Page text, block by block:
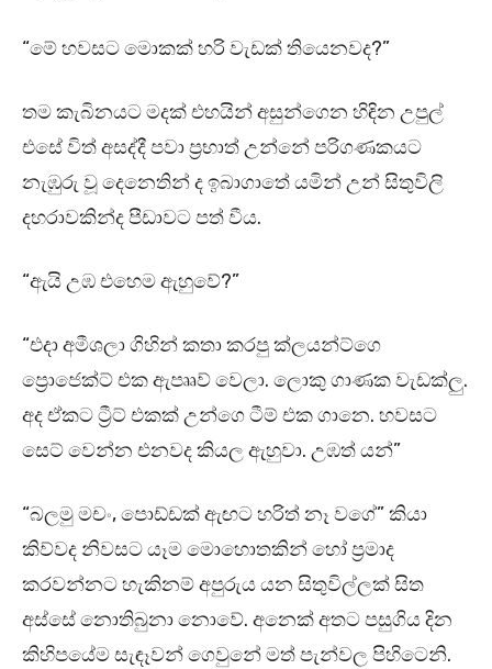
“මේ හවසට මොකක් හරි වැඩක් තියෙනවද?”
තම කැබිනයට මදක් එහයින් අසුන්ගෙන හිඳින උපුල්
එසේ විත් අසද්දී පවා ප්‍රභාත් උන්නේ පරිගණකයට
නැඹුරු වූ දෙනෙතින් ද ඉබාගාතේ යමින් උන් සිතුවිලි
දහරාවකින්ද පීඩාවට පත් වීය.
“ඇයි උඹ එහෙම ඇහුවේ?”
“එදා අමීශලා ගිහින් කතා කරපු ක්ලයන්ට්ගෙ
ප්‍රොජෙක්ට් එක ඇපෲව් වෙලා. ලොකු ගාණක වැඩක්ලු.
අද ඒකට ට්‍රීට් එකක් උන්ගෙ ටීම් එක ගානෙ. හවසට
සෙට් වෙන්න එනවද කියල ඇහුවා. උඹත් යන්”
“බලමු මචං, පොඩ්ඩක් ඇඟට හරිත් නෑ වගේ” කියා
කිව්වද නිවසට යෑම මොහොතකින් හෝ ප්‍රමාද
කරවන්නට හැකිනම් අපුරුය යන සිතුවිල්ලක් සිත
අස්සේ නොතිබුනා නොවේ. අනෙක් අතට පසුගිය දින
කිහිපයේම සැඳෑවන් ගෙවුනේ මත් පැන්වල පිහිටෙනි.